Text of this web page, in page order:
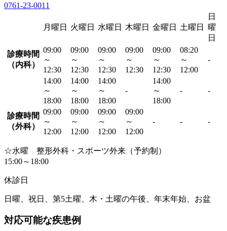
0761-23-0011
月曜日 火曜日 水曜日 木曜日 金曜日 土曜日
日
曜
日
診療時間
（内科）
09:00
～
12:30
09:00
～
12:30
09:00
～
12:30
09:00
～
12:30
09:00
～
12:30
08:20
～
12:00
-
14:00
～
18:00
14:00
～
18:00
14:00
～
18:00
-
14:00
～
18:00
- -
診療時間
（外科）
09:00
～
12:00
09:00
～
12:00
09:00
～
12:00
09:00
～
12:00
- - -
☆水曜 整形外科・スポーツ外来（予約制）
15:00～18:00
休診日
日曜、祝日、第5土曜、木・土曜の午後、年末年始、お盆
対応可能な疾患例